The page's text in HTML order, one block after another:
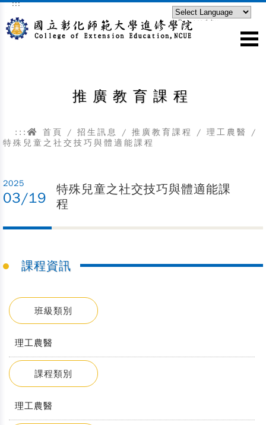
跳到主要內容區塊
:::
Powered by
推廣教育課程
::: 首頁 / 招生訊息 / 推廣教育課程 / 理工農醫
/
特殊兒童之社交技巧與體適能課程
2025
03/19
特殊兒童之社交技巧與體適能課
程
課程資訊
班級類別
理工農醫
課程類別
理工農醫